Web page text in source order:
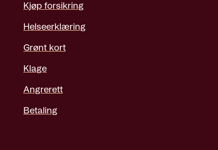
Kjøp forsikring
Helseerklæring
Grønt kort
Klage
Angrerett
Betaling